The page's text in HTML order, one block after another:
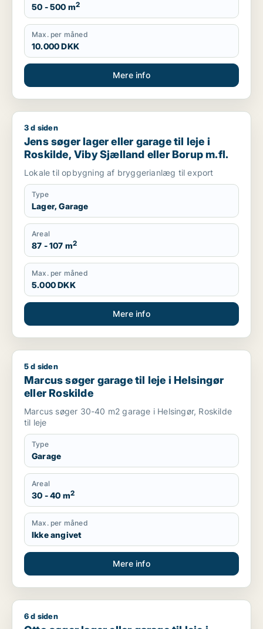
50 - 500 m2
Max. per måned
10.000 DKK
Mere info
Jens søger lager eller garage til leje i Roskilde, Viby
3 d siden
Jens søger lager eller garage til leje i
Roskilde, Viby Sjælland eller Borup m.fl.
Lokale til opbygning af bryggerianlæg til export
Type
Lager, Garage
Areal
87 - 107 m2
Max. per måned
5.000 DKK
Mere info
Marcus søger garage til leje i Helsingør eller Roskilde
5 d siden
Marcus søger garage til leje i Helsingør
eller Roskilde
Marcus søger 30-40 m2 garage i Helsingør, Roskilde
til leje
Type
Garage
Areal
30 - 40 m2
Max. per måned
Ikke angivet
Mere info
Otto søger lager eller garage til leje i Storkøbenhavn,
6 d siden